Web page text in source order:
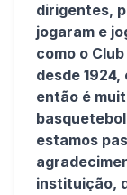
dirigentes,
jogaram e
como o
desde
então é
estamos
instituição,